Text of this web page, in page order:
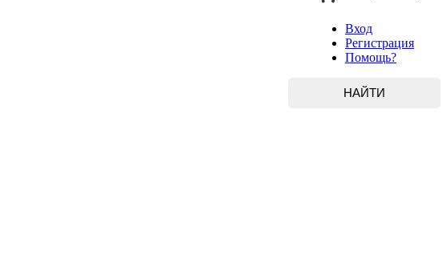
Вход
Регистрация
Помощь?